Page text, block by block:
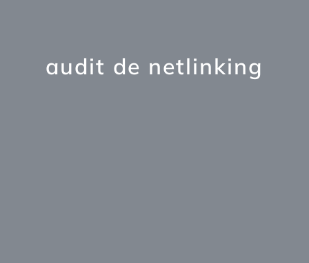
audit de netlinking